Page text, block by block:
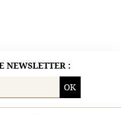
NEWSLETTER :
OK